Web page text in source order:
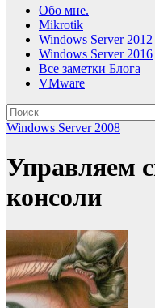
Обо мне.
Mikrotik
Windows Server 2012
Windows Server 2016
Все заметки Блога
VMware
Windows Server 2008
Управляем
консоли